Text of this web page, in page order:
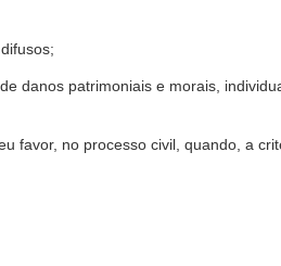
danos patrimoniais e morais,
favor, no processo civil, quando, a